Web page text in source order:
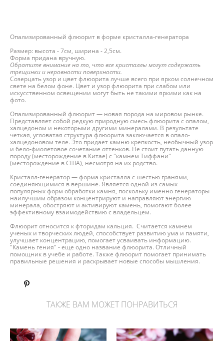
Опализированный флюорит в форме кристалла-генератора
Размер: высота - 7см, ширина - 2,5см.
Форма придана вручную.
Обратите внимание на то, что все кристаллы могут содержать
трещинки и неровности поверхности.
Созерцать узор и цвет флюорита лучше всего при ярком солнечном
свете на белом фоне. Цвет и узор флюорита при слабом или
искусственном освещении могут быть не такими яркими как на
фото.
Опализированный флюорит — новая порода на мировом рынке.
Представляет собой редкую природную смесь флюорита с опалом,
халцедоном и некоторыми другими минералами. В результате
четкая, угловатая структура флюорита заключается в опало-
халцедоновом теле. Это придает камню крепкость, необычный узор
и бело-фиолетовое сочетание оттенков. Не стоит путать данную
породу (месторождение в Китае) с "камнем Тиффани"
(месторождение в США), несмотря на их родство.
Кристалл-генератор — форма кристалла с шестью гранями,
соединяющимися в вершине. Является одной из самых
популярных форм обработки камня, поскольку именно генераторы
наилучшим образом концентрируют и направляют энергию
минерала, обостряют и активируют камень, помогают более
эффективному взаимодействию с владельцем.
Флюорит относится к фторидам кальция. Считается камнем
ученых и творческих людей, способствует развитию ума и памяти,
улучшает концентрацию, помогает усваивать информацию.
"Камень гения" - еще одно название флюорита. Отличный
помощник в учебе и работе. Также флюорит помогает принимать
правильные решения и раскрывает новые способы мышления.
ТАКЖЕ ВАМ МОЖЕТ ПОНРАВИТЬСЯ